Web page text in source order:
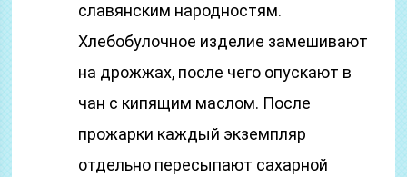
славянским народностям.
Хлебобулочное изделие замешивают
на дрожжах, после чего опускают в
чан с кипящим маслом. После
прожарки каждый экземпляр
отдельно пересыпают сахарной